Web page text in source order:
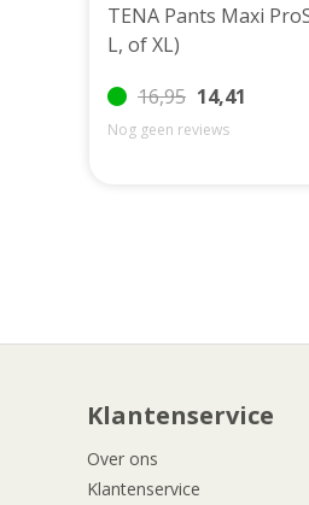
TENA Pants Maxi ProSkin (S, M,
L, of XL)
16,95 14,41
Nog geen reviews
Klantenservice
Over ons
Klantenservice